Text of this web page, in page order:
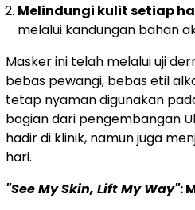
Melindungi kulit setiap
melalui kandungan bahan
Masker ini telah melalui uji
bebas pewangi, bebas etil
tetap nyaman digunakan
bagian dari pengembangan
hadir di klinik, namun juga
hari.
"See My Skin, Lift My Way":